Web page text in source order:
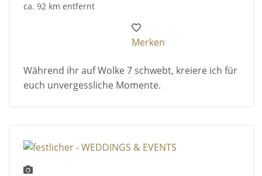
ca. 92 km entfernt
Merken
Während ihr auf Wolke 7 schwebt, kreiere ich für
euch unvergessliche Momente.